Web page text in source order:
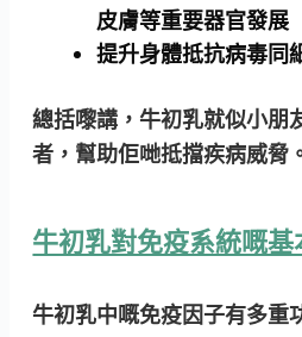
皮膚等重要器官發展
提升身體抵抗病毒同
總括嚟講，牛初乳就似小朋
者，幫助佢哋抵擋疾病威脅
牛初乳對免疫系統嘅基
牛初乳中嘅免疫因子有多重